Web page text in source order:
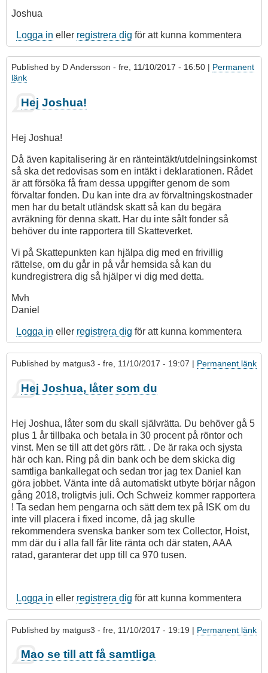
Joshua
Logga in eller registrera dig för att kunna kommentera
Published by D Andersson - fre, 11/10/2017 - 16:50 | Permanent
länk
Hej Joshua!
Hej Joshua!
Då även kapitalisering är en ränteintäkt/utdelningsinkomst
så ska det redovisas som en intäkt i deklarationen. Rådet
är att försöka få fram dessa uppgifter genom de som
förvaltar fonden. Du kan inte dra av förvaltningskostnader
men har du betalt utländsk skatt så kan du begära
avräkning för denna skatt. Har du inte sålt fonder så
behöver du inte rapportera till Skatteverket.
Vi på Skattepunkten kan hjälpa dig med en frivillig
rättelse, om du går in på vår hemsida så kan du
kundregistrera dig så hjälper vi dig med detta.
Mvh
Daniel
Logga in eller registrera dig för att kunna kommentera
Published by matgus3 - fre, 11/10/2017 - 19:07 | Permanent länk
Hej Joshua, låter som du
Hej Joshua, låter som du skall självrätta. Du behöver gå 5
plus 1 år tillbaka och betala in 30 procent på röntor och
vinst. Men se till att det görs rätt. . De är raka och sjysta
här och kan. Ring på din bank och be dem skicka dig
samtliga bankallegat och sedan tror jag tex Daniel kan
göra jobbet. Vänta inte då automatiskt utbyte börjar någon
gång 2018, troligtvis juli. Och Schweiz kommer rapportera
! Ta sedan hem pengarna och sätt dem tex på ISK om du
inte vill placera i fixed income, då jag skulle
rekommendera svenska banker som tex Collector, Hoist,
mm där du i alla fall får lite ränta och där staten, AAA
ratad, garanterar det upp till ca 970 tusen.
Logga in eller registrera dig för att kunna kommentera
Published by matgus3 - fre, 11/10/2017 - 19:19 | Permanent länk
Mao se till att få samtliga